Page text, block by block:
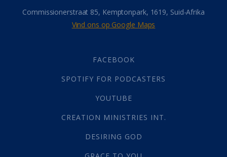
Verheerlikte liggaam
Wederkoms
(27)
Gebed(87)
Die Onse Vader(12)
God(392)
Afgode(23)
Almag(1)
Alomteenwoordig
Commissionerstraat 85, Kemptonpark, 1619, Suid-Afrika
Vind ons op Google Maps
FACEBOOK
SPOTIFY FOR PODCASTERS
YOUTUBE
CREATION MINISTRIES INT.
DESIRING GOD